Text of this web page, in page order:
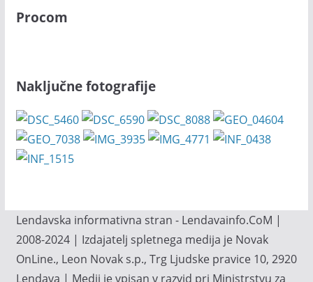
Procom
Naključne fotografije
Lendavska informativna stran - Lendavainfo.CoM |
2008-2024 | Izdajatelj spletnega medija je Novak
OnLine., Leon Novak s.p., Trg Ljudske pravice 10, 2920
Lendava | Medij je vpisan v razvid pri Ministrstvu za